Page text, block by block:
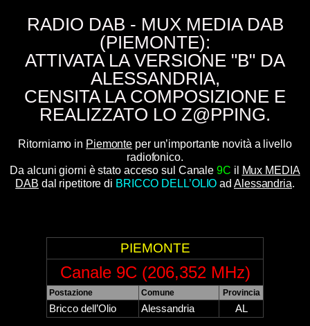
RADIO DAB - MUX MEDIA DAB
(PIEMONTE):
ATTIVATA LA VERSIONE "B" DA
ALESSANDRIA,
CENSITA LA COMPOSIZIONE E
REALIZZATO LO Z@PPING.
Ritorniamo in Piemonte per un’importante novità a livello
radiofonico.
Da alcuni giorni è stato acceso sul Canale9C il
Mux MEDIA
DAB dal ripetitore di BRICCO DELL’OLIO ad Alessandria.
PIEMONTE
Canale 9C (206,352 MHz)
Postazione Comune Provincia
Bricco dell’Olio Alessandria AL